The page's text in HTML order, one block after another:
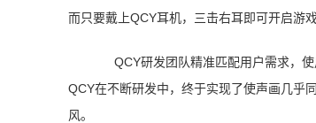
而只要戴上QCY耳机，三击右耳即可开启游戏
QCY研发团队精准匹配用户需求，
QCY在不断研发中，终于实现了使声画几乎
风。